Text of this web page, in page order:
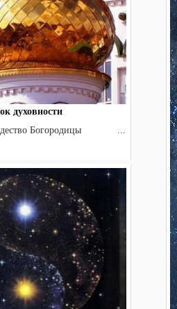
духовности
Богородицы ...